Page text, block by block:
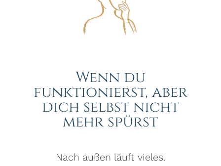
Wenn du
funktionierst, aber
dich selbst nicht
mehr spürst
Nach außen läuft vieles.